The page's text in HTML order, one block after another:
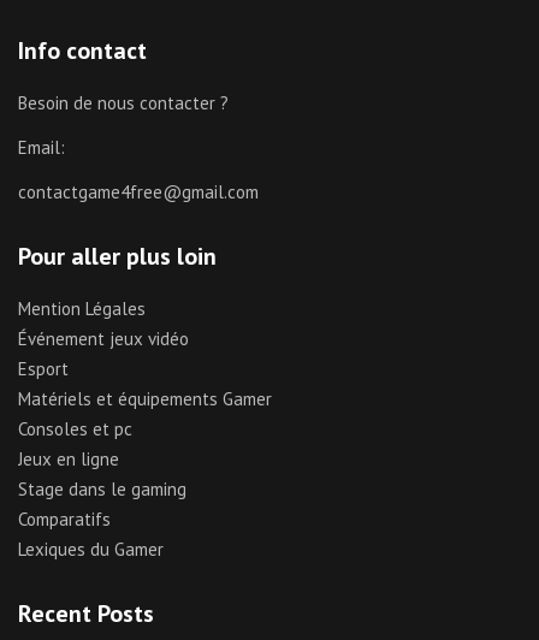
Info contact
Besoin de nous contacter ?
Email:
contactgame4free@gmail.com
Pour aller plus loin
Mention Légales
Événement jeux vidéo
Esport
Matériels et équipements Gamer
Consoles et pc
Jeux en ligne
Stage dans le gaming
Comparatifs
Lexiques du Gamer
Recent Posts